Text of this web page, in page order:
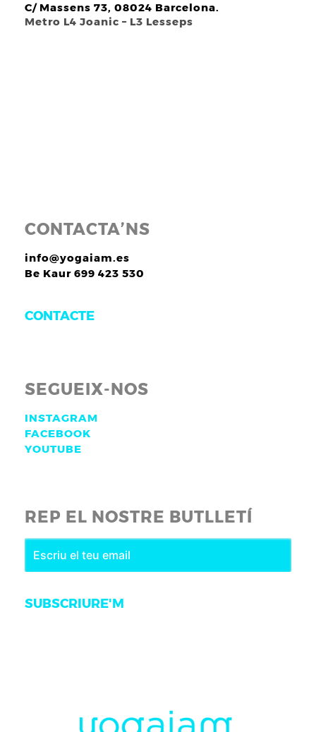
C/ Massens 73, 08024 Barcelona.
Metro L4 Joanic – L3 Lesseps
CONTACTA’NS
info@yogaiam.es
Be Kaur 699 423 530
CONTACTE
SEGUEIX-NOS
INSTAGRAM
FACEBOOK
YOUTUBE
REP EL NOSTRE BUTLLETÍ
SUBSCRIURE'M